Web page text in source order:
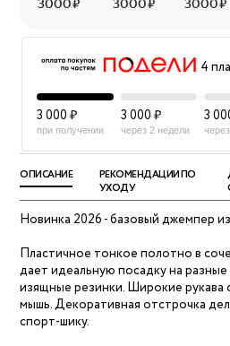
4
3 000 ₽
при получении
3 000 ₽
через 2 недели
3
ОПИСАНИЕ
РЕКОМЕНДАЦИИ ПО
УХОДУ
Новинка 2026 - базовый джемпер
Пластичное тонкое полотно в
дает идеальную посадку на
изящные резинки. Широкие рукава
мышь. Декоративная отстрочка
спорт-шику.